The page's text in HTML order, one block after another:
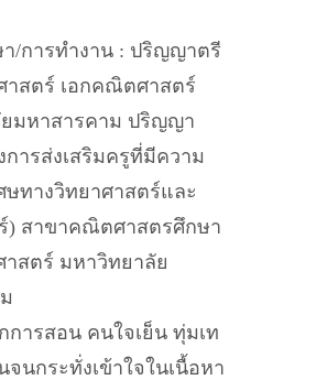
/การทำงาน : ปริญญาตรี
สตร์ เอกคณิตศาสตร์
มหาสารคาม ปริญญา
ารส่งเสริมครูที่มีความ
ษทางวิทยาศาสตร์และ
สาขาคณิตศาสตรศึกษา
สตร์ มหาวิทยาลัย
การสอน คนใจเย็น ทุ่มเท
จนกระทั่งเข้าใจในเนื้อหา